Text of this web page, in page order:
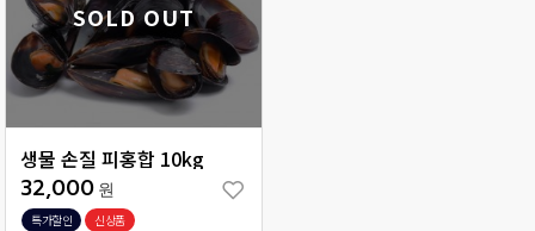
SOLD OUT
생물 손질 피홍합 10kg
32,000원
특가할인 신상품